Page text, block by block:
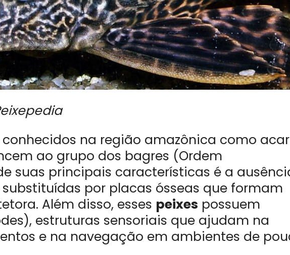
na região amazônica como
ao grupo dos bagres (Ordem
suas principais características é a
por placas ósseas que formam
Além disso, esses peixes possuem
estruturas sensoriais que ajudam na
e na navegação em ambientes de